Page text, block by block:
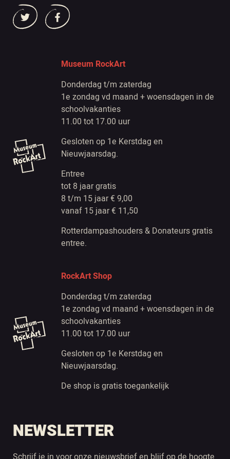
Museum RockArt
Donderdag t/m zaterdag
1e zondag vd maand + woensdagen in de
schoolvakanties
11.00 tot 17.00 uur
Gesloten op 1e Kerstdag en
Nieuwjaarsdag.
Entree
tot 8 jaar gratis
8 t/m 15 jaar € 9,00
vanaf 15 jaar € 11,50
Rotterdampashouders & Donateurs gratis
entree.
RockArt Shop
Donderdag t/m zaterdag
1e zondag vd maand + woensdagen in de
schoolvakanties
11.00 tot 17.00 uur
Gesloten op 1e Kerstdag en
Nieuwjaarsdag.
De shop is gratis toegankelijk
NEWSLETTER
Schrijf je in voor onze nieuwsbrief en blijf op de hoogte